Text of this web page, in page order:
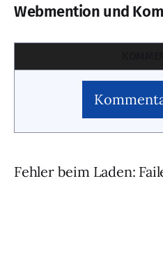
Webmention und
Fehler beim Laden: